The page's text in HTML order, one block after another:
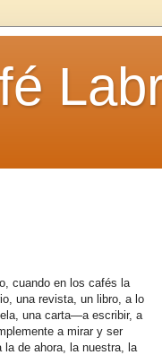
cuando en los cafés la
una revista, un libro, a lo
una carta—a escribir, a
a mirar y ser
la de ahora, la nuestra, la